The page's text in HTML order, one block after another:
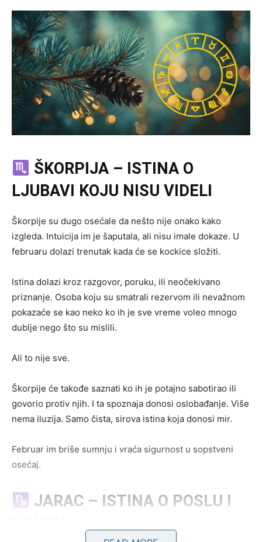
ŠKORPIJA – ISTINA O
LJUBAVI KOJU NISU VIDELI
Škorpije su dugo osećale da nešto nije onako kako
izgleda. Intuicija im je šaputala, ali nisu imale dokaze. U
februaru dolazi trenutak kada će se kockice složiti.
Istina dolazi kroz razgovor, poruku, ili neočekivano
priznanje. Osoba koju su smatrali rezervom ili nevažnom
pokazaće se kao neko ko ih je sve vreme voleo mnogo
dublje nego što su mislili.
Ali to nije sve.
Škorpije će takođe saznati ko ih je potajno sabotirao ili
govorio protiv njih. I ta spoznaja donosi oslobađanje. Više
nema iluzija. Samo čista, sirova istina koja donosi mir.
Februar im briše sumnju i vraća sigurnost u sopstveni
osećaj.
JARAC – ISTINA O POSLU I